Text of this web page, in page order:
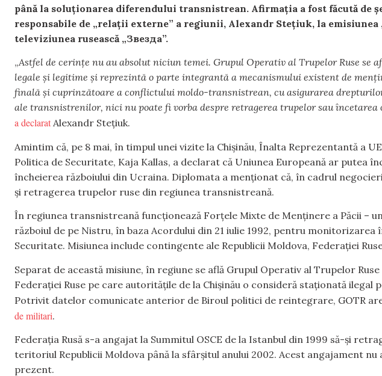
până la soluționarea diferendului transnistrean. Afirmația a fost făcută de
responsabile de „relații externe” a regiunii, Alexandr Stețiuk, la
televiziunea rusească „Звезда”.
„Astfel de cerințe nu au absolut niciun temei. Grupul Operativ al Trupelor Ruse se
legale și legitime și reprezintă o parte integrantă a mecanismului existent de
finală și cuprinzătoare a conflictului moldo-transnistrean, cu asigurarea
ale transnistrenilor, nici nu poate fi vorba despre retragerea trupelor sau
a declarat Alexandr Stețiuk.
Amintim că, pe 8 mai, în timpul unei vizite la Chișinău, Înalta Reprezentantă a
Politica de Securitate, Kaja Kallas, a declarat că Uniunea Europeană ar putea
încheierea războiului din Ucraina. Diplomata a menționat că, în cadrul
și retragerea trupelor ruse din regiunea transnistreană.
În regiunea transnistreană funcționează Forțele Mixte de Menținere a Păcii –
războiul de pe Nistru, în baza Acordului din 21 iulie 1992, pentru monitorizarea
Securitate. Misiunea include contingente ale Republicii Moldova, Federației
Separat de această misiune, în regiune se află Grupul Operativ al Trupelor
Federației Ruse pe care autoritățile de la Chișinău o consideră staționată ilegal
Potrivit datelor comunicate anterior de Biroul politici de reintegrare, GOTR
de militari.
Federația Rusă s-a angajat la Summitul OSCE de la Istanbul din 1999 să-și
teritoriul Republicii Moldova până la sfârșitul anului 2002. Acest angajament
prezent.